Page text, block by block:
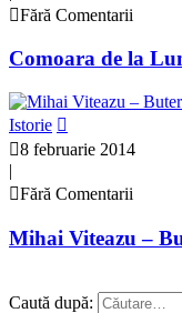
Fără Comentarii
Comoara de la
Istorie
8 februarie 2014
|
Fără Comentarii
Mihai Viteazu –
Caută după: